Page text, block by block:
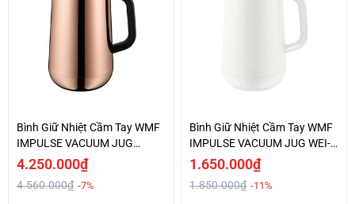
Bình Giữ Nhiệt Cầm Tay WMF
IMPULSE VACUUM JUG
KUPFER-0690666600
4.250.000₫
4.560.000₫ -7%
Bình Giữ Nhiệt Cầm Tay WMF
IMPULSE VACUUM JUG WEI-
0690707410
1.650.000₫
1.850.000₫ -11%